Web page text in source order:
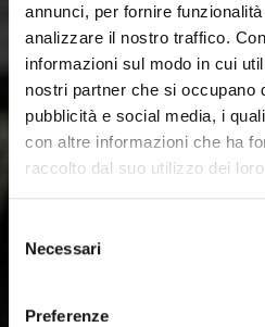
annunci, per fornire
analizzare il nostro traffico.
informazioni sul modo in cui
nostri partner che si occupano
pubblicità e social media, i
con altre informazioni che ha
raccolto dal suo utilizzo dei
delNecessari
Preferenze